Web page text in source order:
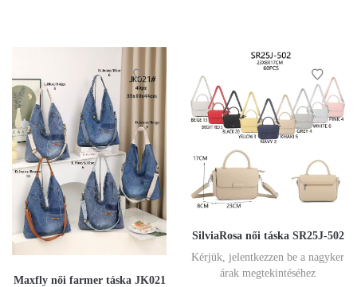
Maxfly női farmer táska JK021
SilviaRosa női táska SR25J-502
Kérjük, jelentkezzen be a nagyker
árak megtekintéséhez